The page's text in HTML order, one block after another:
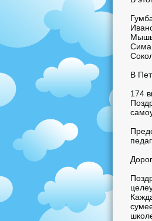
В
174